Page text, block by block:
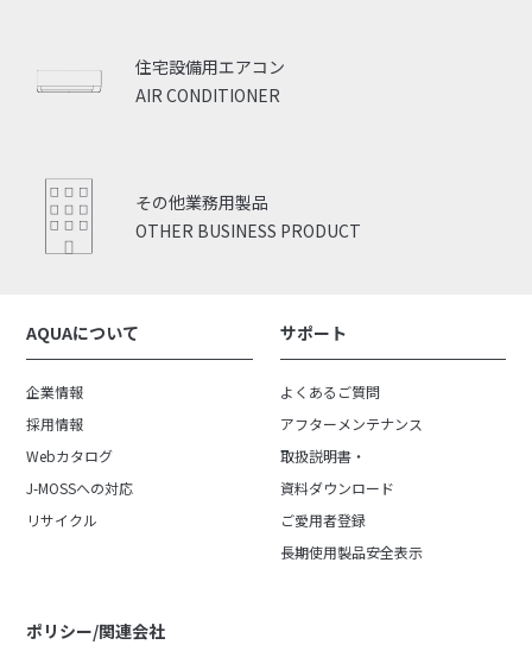
AIR CONDITIONER
住宅設備用エアコン
OTHER BUSINESS PRODUCT
その他業務用製品
AQUAについて
企業情報
採用情報
Webカタログ
J-MOSSへの対応
リサイクル
サポート
よくあるご質問
アフターメンテナンス
取扱説明書・
資料ダウンロード
ご愛用者登録
長期使用製品安全表示
ポリシー/関連会社